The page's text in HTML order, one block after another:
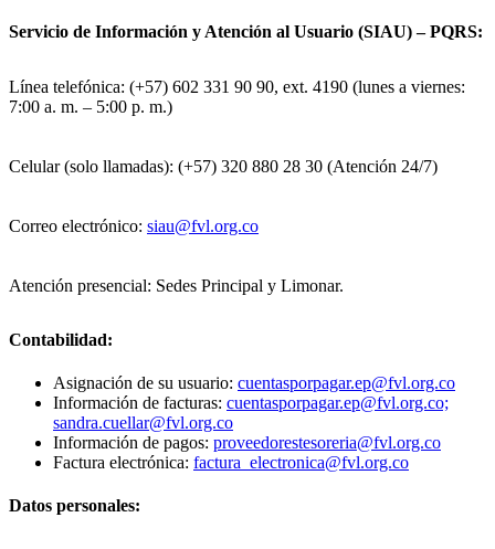
Servicio de Información y Atención al Usuario (SIAU) – PQRS:
Línea telefónica: (+57) 602 331 90 90, ext. 4190 (lunes a viernes:
7:00 a. m. – 5:00 p. m.)
Celular (solo llamadas): (+57) 320 880 28 30 (Atención 24/7)
Correo electrónico: siau@fvl.org.co
Atención presencial: Sedes Principal y Limonar.
Contabilidad:
Asignación de su usuario: cuentasporpagar.ep@fvl.org.co
Información de facturas: cuentasporpagar.ep@fvl.org.co;
sandra.cuellar@fvl.org.co
Información de pagos: proveedorestesoreria@fvl.org.co
Factura electrónica: factura_electronica@fvl.org.co
Datos personales: